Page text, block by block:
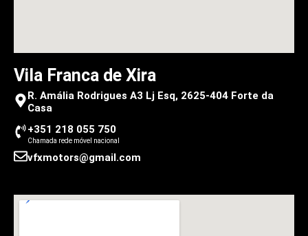
Vila Franca de Xira
R. Amália Rodrigues A3 Lj Esq, 2625-404 Forte da
Casa
+351 218 055 750
Chamada rede móvel nacional
vfxmotors@gmail.com